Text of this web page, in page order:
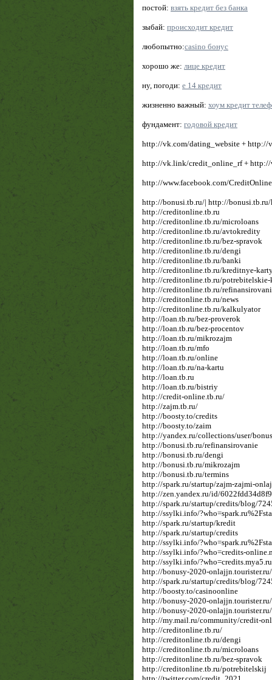
постой: взять кредит без банка
зыбай: происходит кредит
любопытно:casino бонус
хорошо же: лице кредит
ну, погоди: е 14 кредит
жизненно важный: хоум кредит
фундамент: годовой кредит
http://vk.com/dating_website +
http://vk.link/credit_online_rf +
http://www.facebook.com/
http://bonusi.tb.ru/| http://
http://creditonline.tb.ru
http://creditonline.tb.ru/microloans
http://creditonline.tb.ru/avtokredity
http://creditonline.tb.ru/bez-spravok
http://creditonline.tb.ru/dengi
http://creditonline.tb.ru/banki
http://creditonline.tb.ru/kreditnye-
http://creditonline.tb.ru/
http://creditonline.tb.ru/
http://creditonline.tb.ru/news
http://creditonline.tb.ru/kalkulyator
http://loan.tb.ru/bez-proverok
http://loan.tb.ru/bez-procentov
http://loan.tb.ru/mikrozajm
http://loan.tb.ru/mfo
http://loan.tb.ru/online
http://loan.tb.ru/na-kartu
http://loan.tb.ru
http://loan.tb.ru/bistriy
http://credit-online.tb.ru/
http://zajm.tb.ru/
http://boosty.to/credits
http://boosty.to/zaim
http://yandex.ru/collections/user/
http://bonusi.tb.ru/refinansirovanie
http://bonusi.tb.ru/dengi
http://bonusi.tb.ru/mikrozajm
http://bonusi.tb.ru/termins
http://spark.ru/startup/zajm-zajmi-
http://zen.yandex.ru/id/
http://spark.ru/startup/credits/blog/
http://ssylki.info/
http://spark.ru/startup/kredit
http://spark.ru/startup/credits
http://ssylki.info/
http://ssylki.info/?who=credits-
http://ssylki.info/?who=credits.mya5.ru
http://bonusy-2020-
http://spark.ru/startup/credits/blog/
http://boosty.to/casinoonline
http://bonusy-2020-
http://bonusy-2020-
http://my.mail.ru/community/credit-
http://creditonline.tb.ru/
http://creditonline.tb.ru/dengi
http://creditonline.tb.ru/microloans
http://creditonline.tb.ru/bez-spravok
http://creditonline.tb.ru/potrebitelskij